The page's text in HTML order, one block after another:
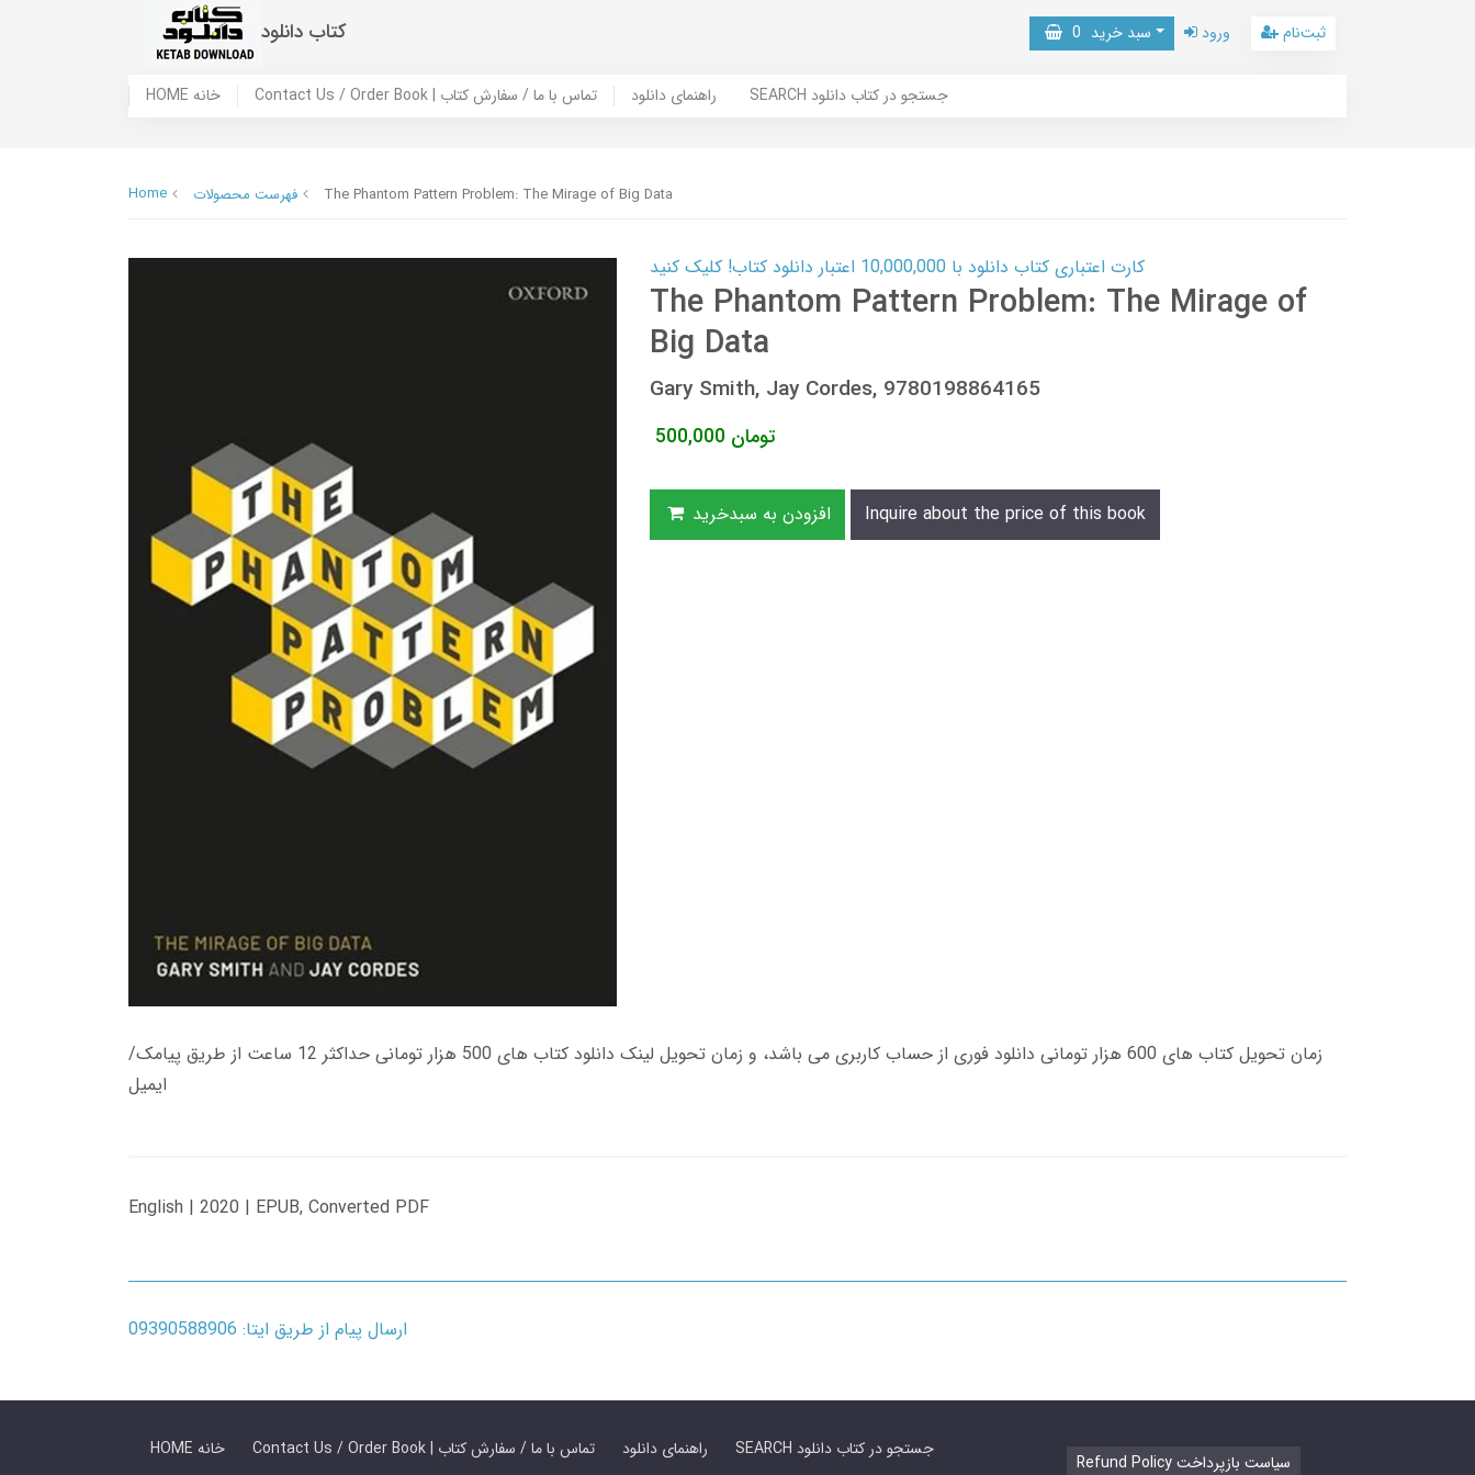
کتاب دانلود سبد خرید 0 ورود ثبت‌نام
HOME خانه Contact Us / Order Book | تماس با ما / سفارش کتاب راهنمای دانلود SEARCH جستجو در کتاب دانلود
Home فهرست محصولات The Phantom Pattern Problem: The Mirage of Big Data
کارت اعتباری کتاب دانلود با 10,000,000 اعتبار دانلود کتاب! کلیک کنید
The Phantom Pattern Problem: The Mirage of
Big Data
Gary Smith, Jay Cordes, 9780198864165
500,000 تومان
افزودن به سبدخرید Inquire about the price of this book
زمان تحویل کتاب های 600 هزار تومانی دانلود فوری از حساب کاربری می باشد، و زمان تحویل لینک دانلود کتاب های 500 هزار تومانی حداکثر 12 ساعت از طریق پیامک/
ایمیل
English | 2020 | EPUB, Converted PDF
ارسال پیام از طریق ایتا: 09390588906
HOME خانه Contact Us / Order Book | تماس با ما / سفارش کتاب راهنمای دانلود SEARCH جستجو در کتاب دانلود
Refund Policy سیاست بازپرداخت